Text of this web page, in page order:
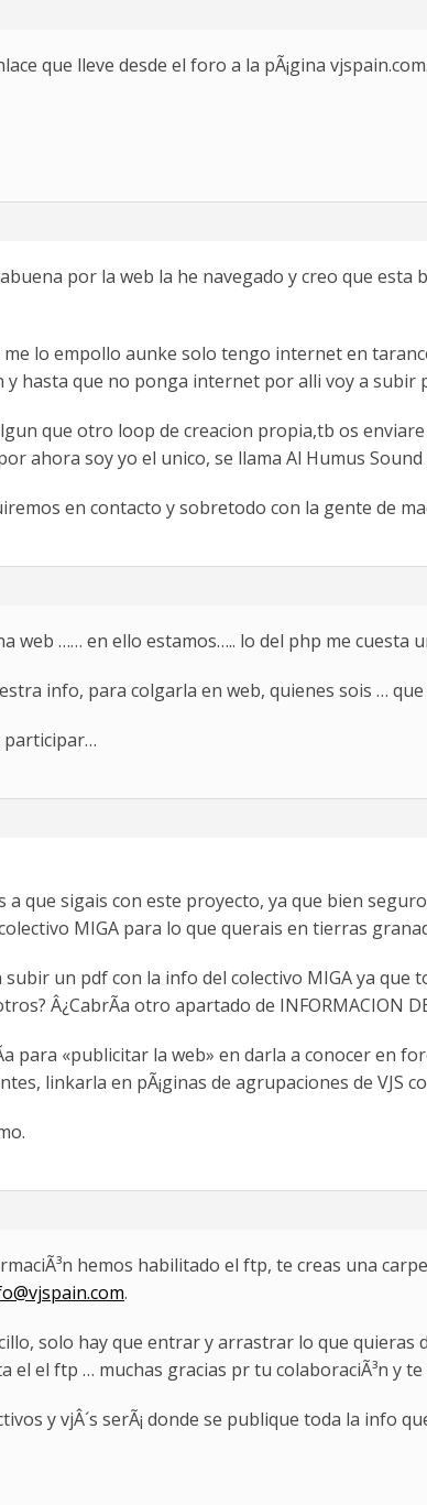
que lleve desde el foro a la pÃ¡gina vjspain.com.
por la web la he navegado y creo que
lo empollo aunke solo tengo internet en
hasta que no ponga internet por alli voy a subir
que otro loop de creacion propia,tb os
ahora soy yo el unico, se llama Al Humus Sound
en contacto y sobretodo con la gente de
web …… en ello estamos….. lo del php me cuesta
info, para colgarla en web, quienes sois …
participar…
que sigais con este proyecto, ya que bien
MIGA para lo que querais en tierras
un pdf con la info del colectivo MIGA ya que
Â¿CabrÃ­a otro apartado de INFORMACION DE
para «publicitar la web» en darla a conocer en
linkarla en pÃ¡ginas de agrupaciones de VJS
hemos habilitado el ftp, te creas una
.
solo hay que entrar y arrastrar lo que
el el ftp … muchas gracias pr tu colaboraciÃ³n y
y vjÂ´s serÃ¡ donde se publique toda la info